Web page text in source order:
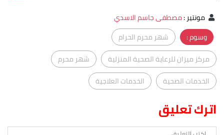
مونتير:مصطفى جاسم الاسدي
وسوم :
شهر محرم الحرام
مركز ميزان للرعاية الصحية المنزلية
شهر محرم
الخدمات الصحية
الخدمات العلاجية
اترك تعليق